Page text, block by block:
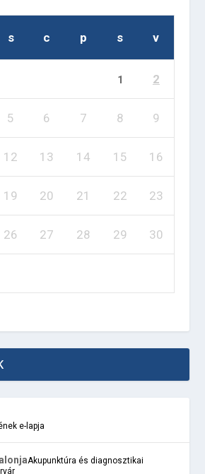
s c p s v
1 2
5 6 7 8 9
12 13 14 15 16
19 20 21 22 23
26 27 28 29 30
e-lapja
Akupunktúra és diagnosztikai